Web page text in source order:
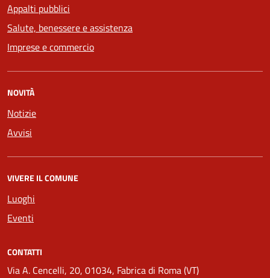
Appalti pubblici
Salute, benessere e assistenza
Imprese e commercio
NOVITÀ
Notizie
Avvisi
VIVERE IL COMUNE
Luoghi
Eventi
CONTATTI
Via A. Cencelli, 20, 01034, Fabrica di Roma (VT)